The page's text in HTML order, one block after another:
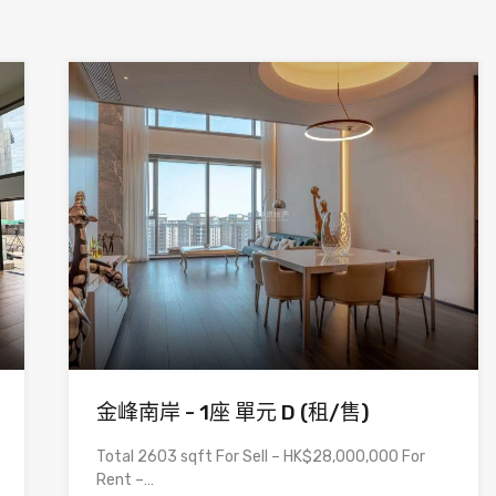
金峰南岸 - 1座 單元 D (租/售)
Total 2603 sqft For Sell – HK$28,000,000 For
Rent –…